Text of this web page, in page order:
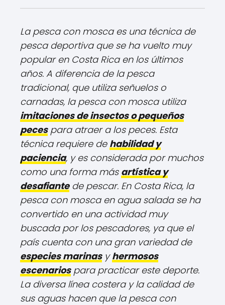
La pesca con mosca es una técnica de
pesca deportiva que se ha vuelto muy
popular en Costa Rica en los últimos
años. A diferencia de la pesca
tradicional, que utiliza señuelos o
carnadas, la pesca con mosca utiliza
imitaciones de insectos o pequeños
pecespara atraer a los peces. Esta
técnica requiere de habilidad y
paciencia, y es considerada por muchos
como una forma más artística y
desafiantede pescar. En Costa Rica, la
pesca con mosca en agua salada se ha
convertido en una actividad muy
buscada por los pescadores, ya que el
país cuenta con una gran variedad de
especies marinasyhermosos
escenariospara practicar este deporte.
La diversa línea costera y la calidad de
sus aguas hacen que la pesca con